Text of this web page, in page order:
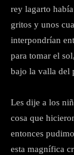
rey lagarto
gritos y unos
interpondrían
para tomar el
bajo la valla del
Les dije a los
cosa que
entonces
esta magnífica